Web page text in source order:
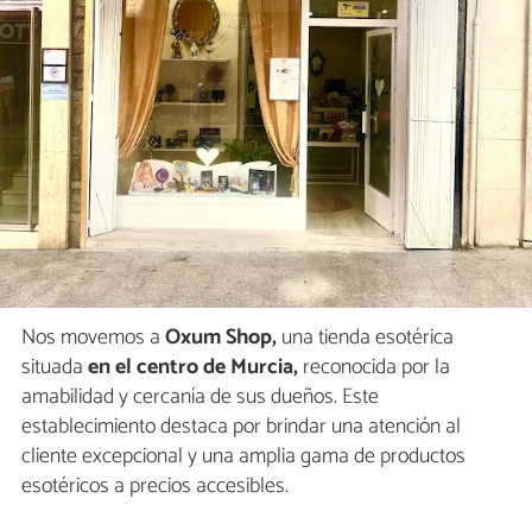
Nos movemos aOxum Shop,una tienda esotérica
situadaen el centro de Murcia,reconocida por la
amabilidad y cercanía de sus dueños. Este
establecimiento destaca por brindar una atención al
cliente excepcional y una amplia gama de productos
esotéricos a precios accesibles.